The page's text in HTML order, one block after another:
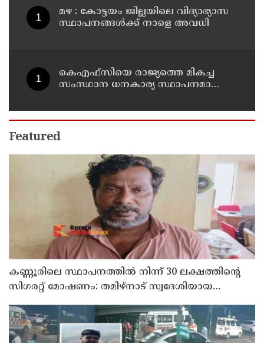
മഴ : കോട്ടയം ജില്ലയിലെ വിദ്യാഭ്യാസ
സ്ഥാപനങ്ങൾക്ക് നാളെ അവധി
കെഎഫ്‌സിയെ രാജ്യത്തെ മികച്ച
സംസ്ഥാന ധനകാര്യ സ്ഥാപനമാക്കും:
Featured
കണ്ണൂരിലെ സ്ഥാപനത്തിൽ നിന്ന് 30 ലക്ഷത്തിന്റെ
സിഗരറ്റ് മോഷണം: തമിഴ്‌നാട് സ്വദേശിയായ